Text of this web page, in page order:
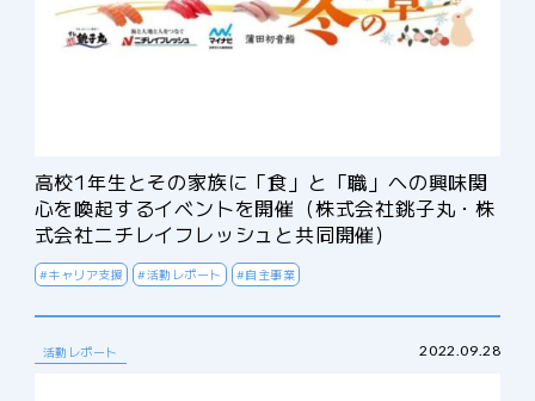
高校1年生とその家族に「食」と「職」への興味関
心を喚起するイベントを開催（株式会社銚子丸・株
式会社ニチレイフレッシュと共同開催）
#キャリア支援 #活動レポート #自主事業
活動レポート 2022.09.28